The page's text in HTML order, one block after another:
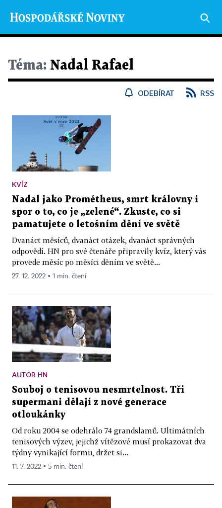
Téma: Nadal Rafael
ODEBÍRAT RSS
KVÍZ
Nadal jako Prométheus, smrt královny i
spor o to, co je „zelené“. Zkuste, co si
pamatujete o letošním dění ve světě
Dvanáct měsíců, dvanáct otázek, dvanáct správných
odpovědí. HN pro své čtenáře připravily kvíz, který vás
provede měsíc po měsíci děním ve světě...
27. 12. 2022 ▪ 1 min. čtení
AUTOR HN
Souboj o tenisovou nesmrtelnost. Tři
supermani dělají z nové generace
otloukánky
Od roku 2004 se odehrálo 74 grandslamů. Ultimátních
tenisových výzev, jejichž vítězové musí prokazovat dva
týdny vynikající formu, držet si...
11. 7. 2022 ▪ 5 min. čtení